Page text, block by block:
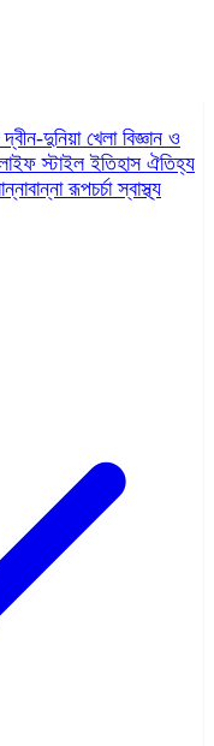
দ্বীন-দুনিয়া খেলা বিজ্ঞান ও
স্টাইলইতিহাস ঐতিহ্য
রূপচর্চাস্বাস্থ্য